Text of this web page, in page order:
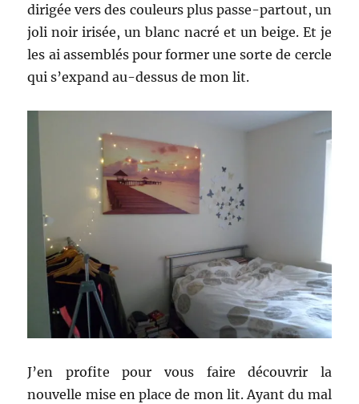
dirigée vers des couleurs plus passe-partout, un
joli noir irisée, un blanc nacré et un beige. Et je
les ai assemblés pour former une sorte de cercle
qui s’expand au-dessus de mon lit.
J’en profite pour vous faire découvrir la
nouvelle mise en place de mon lit. Ayant du mal